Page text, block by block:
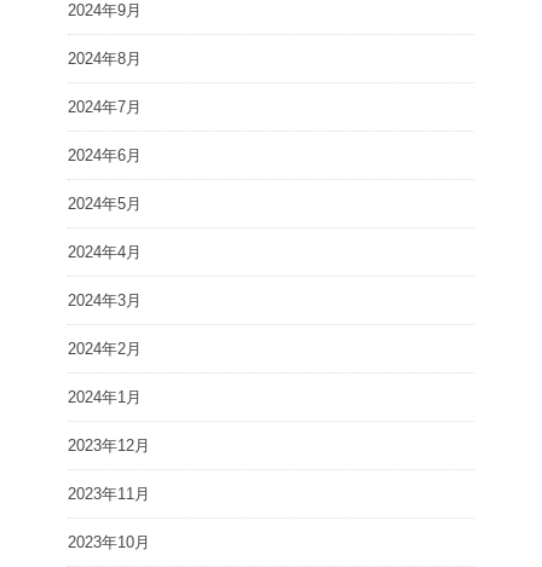
2024年9月
2024年8月
2024年7月
2024年6月
2024年5月
2024年4月
2024年3月
2024年2月
2024年1月
2023年12月
2023年11月
2023年10月